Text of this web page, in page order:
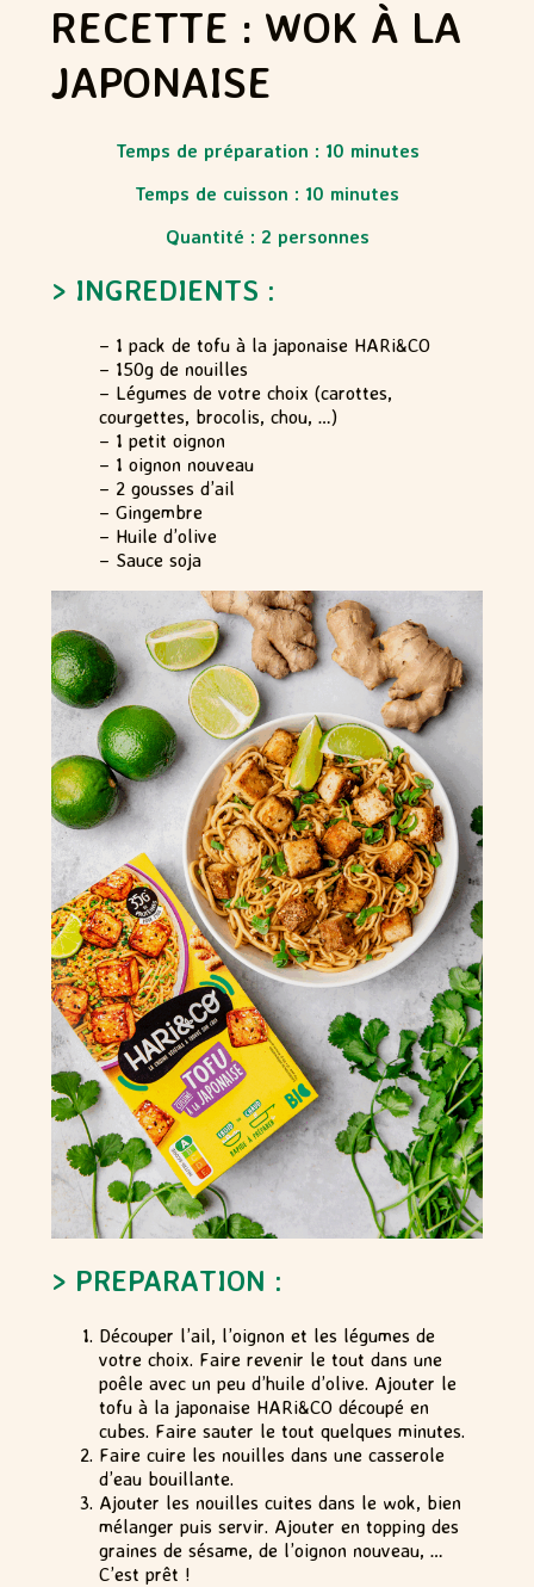
RECETTE : WOK À LA
JAPONAISE
Temps de préparation : 10 minutes
Temps de cuisson : 10 minutes
Quantité : 2 personnes
> INGREDIENTS :
– 1 pack de tofu à la japonaise HARi&CO
– 150g de nouilles
– Légumes de votre choix (carottes,
courgettes, brocolis, chou, …)
– 1 petit oignon
– 1 oignon nouveau
– 2 gousses d’ail
– Gingembre
– Huile d’olive
– Sauce soja
> PREPARATION :
Découper l’ail, l’oignon et les légumes de
votre choix. Faire revenir le tout dans une
poêle avec un peu d’huile d’olive. Ajouter le
tofu à la japonaise HARi&CO découpé en
cubes. Faire sauter le tout quelques minutes.
Faire cuire les nouilles dans une casserole
d’eau bouillante.
Ajouter les nouilles cuites dans le wok, bien
mélanger puis servir. Ajouter en topping des
graines de sésame, de l’oignon nouveau, …
C’est prêt !